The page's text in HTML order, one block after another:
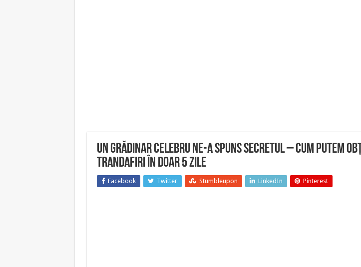
Un grădinar celebru ne-a spuns secretul – Cum putem
trandafiri în doar 5 zile
Facebook Twitter Stumbleupon LinkedIn Pinterest